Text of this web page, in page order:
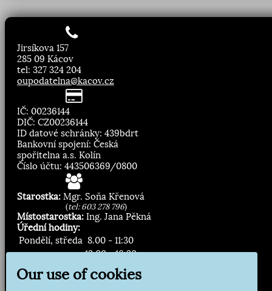
Jirsíkova 157
285 09 Kácov
tel: 327 324 204
oupodatelna@kacov.cz
IČ: 00236144
DIČ: CZ00236144
ID datové schránky: 439bdrt
Bankovní spojení: Česká
spořitelna a.s. Kolín
Číslo účtu: 443506369/0800
Starostka: Mgr. Soňa Křenová
(tel: 603 278 796)
Místostarostka: Ing. Jana Pěkná
Úřední hodiny:
Pondělí, středa 8.00 - 11:30
13:00 - 16:30
Our use of cookies